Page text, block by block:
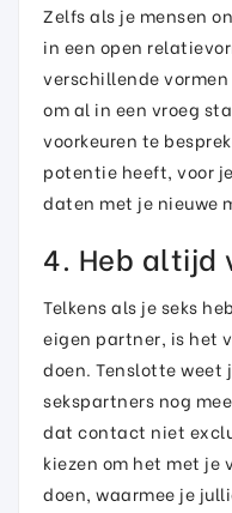
Zelfs als je mensen
in een open
verschillende
om al in een vroeg
voorkeuren te
potentie heeft, voor
daten met je nieuwe
4. Heb altijd
Telkens als je seks
eigen partner, is het
doen. Tenslotte weet
sekspartners nog
dat contact niet
kiezen om het met
doen, waarmee je